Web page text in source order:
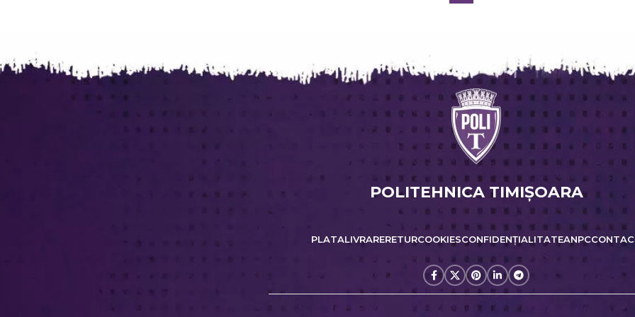
POLITEHNICA TIMIŞOARA
PLATALIVRARERETURCOOKIESCONFIDENȚIALITATEANPC